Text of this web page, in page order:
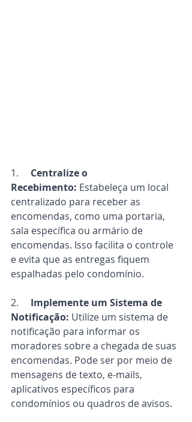
1. Centralize o
Recebimento: Estabeleça um local
centralizado para receber as
encomendas, como uma portaria,
sala específica ou armário de
encomendas. Isso facilita o controle
e evita que as entregas fiquem
espalhadas pelo condomínio.
2. Implemente um Sistema de
Notificação: Utilize um sistema de
notificação para informar os
moradores sobre a chegada de suas
encomendas. Pode ser por meio de
mensagens de texto, e-mails,
aplicativos específicos para
condomínios ou quadros de avisos.